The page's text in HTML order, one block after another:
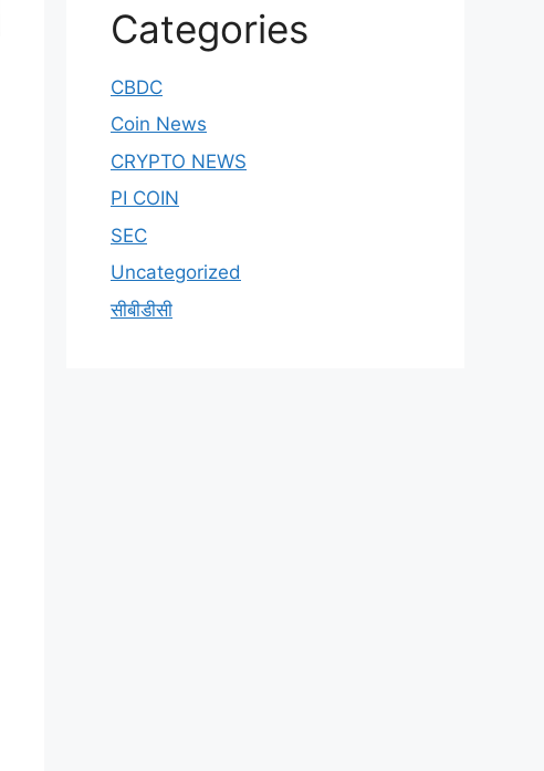
Categories
CBDC
Coin News
CRYPTO NEWS
PI COIN
SEC
Uncategorized
सीबीडीसी